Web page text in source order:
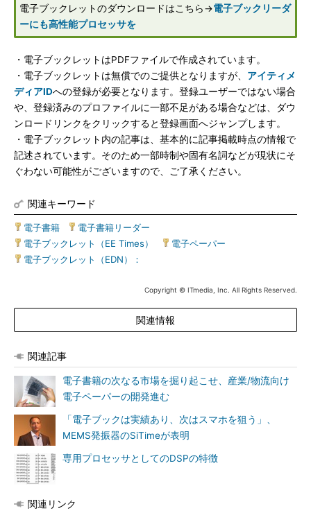
電子ブックレットのダウンロードはこちら→電子ブックリーダ
ーにも高性能プロセッサを
・電子ブックレットはPDFファイルで作成されています。
・電子ブックレットは無償でのご提供となりますが、 アイティメ
ディアIDへの登録が必要となります。登録ユーザーではない場合
や、登録済みのプロファイルに一部不足がある場合などは、ダウ
ンロードリンクをクリックすると登録画面へジャンプします。
・電子ブックレット内の記事は、基本的に記事掲載時点の情報で
記述されています。そのため一部時制や固有名詞などが現状にそ
ぐわない可能性がございますので、ご了承ください。
関連キーワード
電子書籍 電子書籍リーダー
電子ブックレット（EE Times）
電子ペーパー
電子ブックレット（EDN）：
Copyright © ITmedia, Inc. All Rights Reserved.
関連情報
関連記事
電子書籍の次なる市場を掘り起こせ、産業/物流向け
電子ペーパーの開発進む
「電子ブックは実績あり、次はスマホを狙う」、
MEMS発振器のSiTimeが表明
専用プロセッサとしてのDSPの特徴
関連リンク